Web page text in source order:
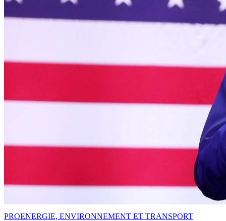
PROENERGIE, ENVIRONNEMENT ET TRANSPORT